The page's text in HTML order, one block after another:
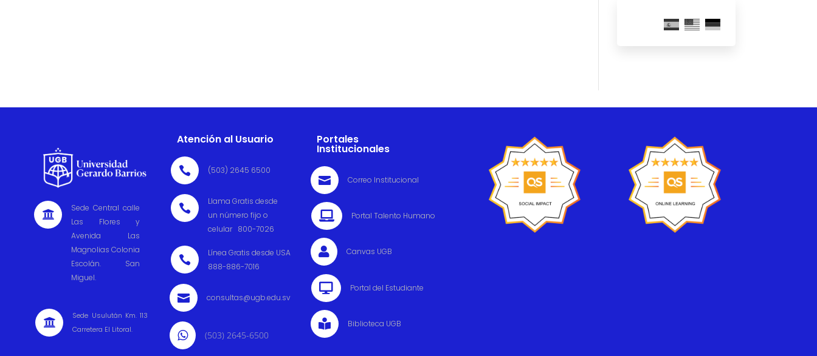

Sede Central calle
Las Flores y
Avenida Las
Magnolias Colonia
Escolán. San
Miguel.

Sede Usulután Km. 113
Carretera El Litoral.
Atención al Usuario
 (503) 2645 6500

Llama Gratis desde
un número fijo o
celular 800-7026

Línea Gratis desde USA
888-886-7016
 consultas@ugb.edu.sv
 (503) 2645-6500
Portales
Institucionales
 Correo Institucional
 Portal Talento Humano
 Canvas UGB
 Portal del Estudiante
 Biblioteca UGB